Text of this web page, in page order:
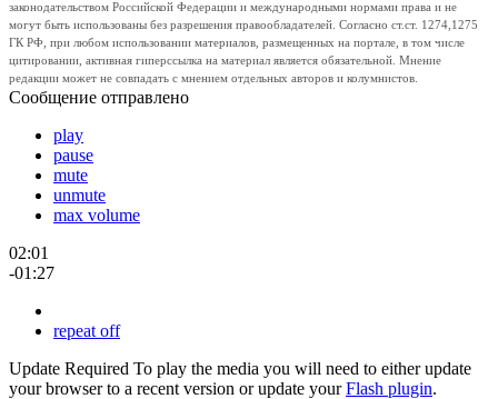
законодательством Российской Федерации и международными нормами права и не
могут быть использованы без разрешения правообладателей. Согласно ст.ст. 1274,1275
ГК РФ, при любом использовании материалов, размещенных на портале, в том числе
цитировании, активная гиперссылка на материал является обязательной. Мнение
редакции может не совпадать с мнением отдельных авторов и колумнистов.
Сообщение отправлено
play
pause
mute
unmute
max volume
02:01
-01:27
repeat off
Update Required To play the media you will need to either update
your browser to a recent version or update yourFlash plugin.